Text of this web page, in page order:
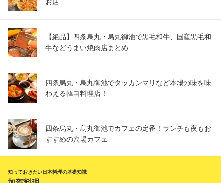
お店
【絶品】四条烏丸・烏丸御池で黒毛和牛、国産黒毛和
牛などうまい焼肉店まとめ
四条烏丸・烏丸御池でタッカンマリなど本場の味を味
わえる韓国料理店！
四条烏丸・烏丸御池でカフェの定番！ランチも夜もお
すすめの穴場カフェ
知っておきたい日本料理の基礎知識